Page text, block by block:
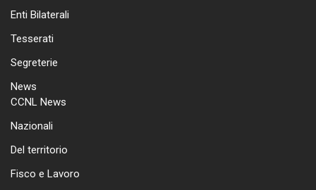
Enti Bilaterali
Tesserati
Segreterie
News
CCNL News
Nazionali
Del territorio
Fisco e Lavoro